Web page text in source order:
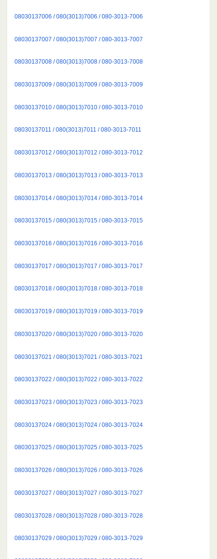
08030137006 / 080(3013)7006 / 080-3013-7006
08030137007 / 080(3013)7007 / 080-3013-7007
08030137008 / 080(3013)7008 / 080-3013-7008
08030137009 / 080(3013)7009 / 080-3013-7009
08030137010 / 080(3013)7010 / 080-3013-7010
08030137011 / 080(3013)7011 / 080-3013-7011
08030137012 / 080(3013)7012 / 080-3013-7012
08030137013 / 080(3013)7013 / 080-3013-7013
08030137014 / 080(3013)7014 / 080-3013-7014
08030137015 / 080(3013)7015 / 080-3013-7015
08030137016 / 080(3013)7016 / 080-3013-7016
08030137017 / 080(3013)7017 / 080-3013-7017
08030137018 / 080(3013)7018 / 080-3013-7018
08030137019 / 080(3013)7019 / 080-3013-7019
08030137020 / 080(3013)7020 / 080-3013-7020
08030137021 / 080(3013)7021 / 080-3013-7021
08030137022 / 080(3013)7022 / 080-3013-7022
08030137023 / 080(3013)7023 / 080-3013-7023
08030137024 / 080(3013)7024 / 080-3013-7024
08030137025 / 080(3013)7025 / 080-3013-7025
08030137026 / 080(3013)7026 / 080-3013-7026
08030137027 / 080(3013)7027 / 080-3013-7027
08030137028 / 080(3013)7028 / 080-3013-7028
08030137029 / 080(3013)7029 / 080-3013-7029